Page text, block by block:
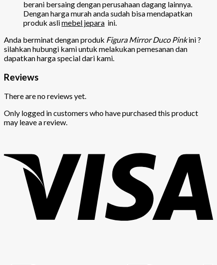
berani bersaing dengan perusahaan dagang lainnya.
Dengan harga murah anda sudah bisa mendapatkan
produk aslimebel jepara ini.
Anda berminat dengan produk Figura Mirror Duco Pinkini ?
silahkan hubungi kami untuk melakukan pemesanan dan
dapatkan harga special dari kami.
Reviews
There are no reviews yet.
Only logged in customers who have purchased this product
may leave a review.